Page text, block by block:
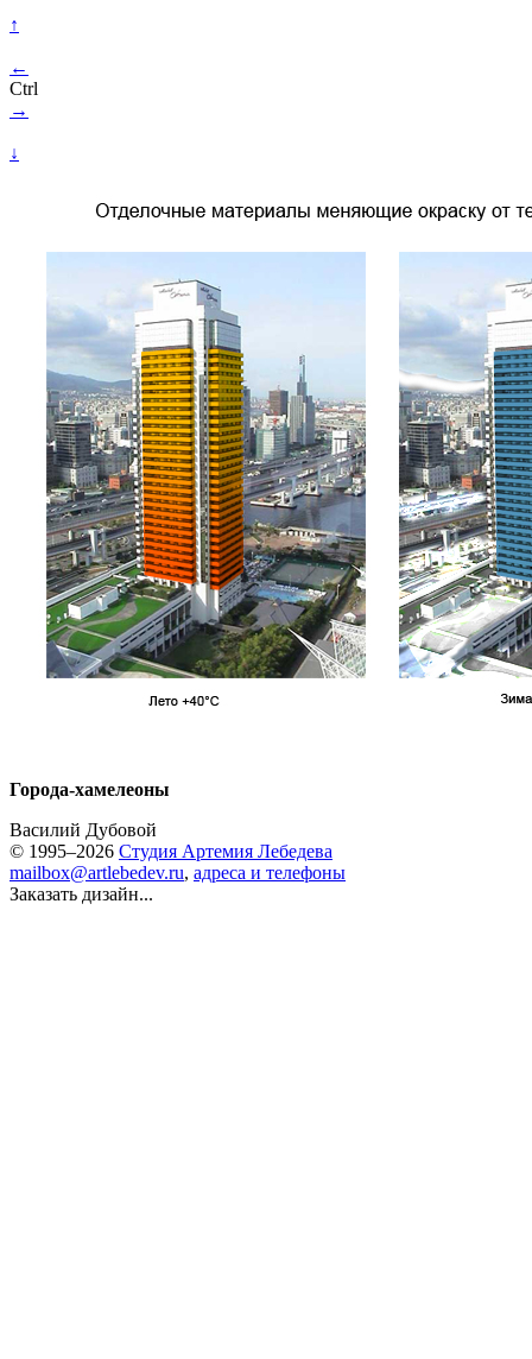
↑
←
Ctrl
→
↓
Города-хамелеоны
Василий Дубовой
© 1995–2026 Студия Артемия Лебедева
mailbox@artlebedev.ru, адреса и телефоны
Заказать дизайн...